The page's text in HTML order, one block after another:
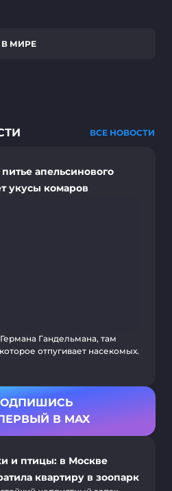
В МИРЕ
ВСЕ НОВОСТИ
апельсинового
укусы комаров
Гандельмана, там
отпугивает насекомых.
В MAX
и птицы: в Москве
квартиру в зоопарк